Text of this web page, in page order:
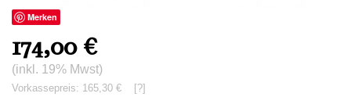
Merken
174,00 €
(inkl. 19% Mwst)
Vorkassepreis: 165,30 € [?]